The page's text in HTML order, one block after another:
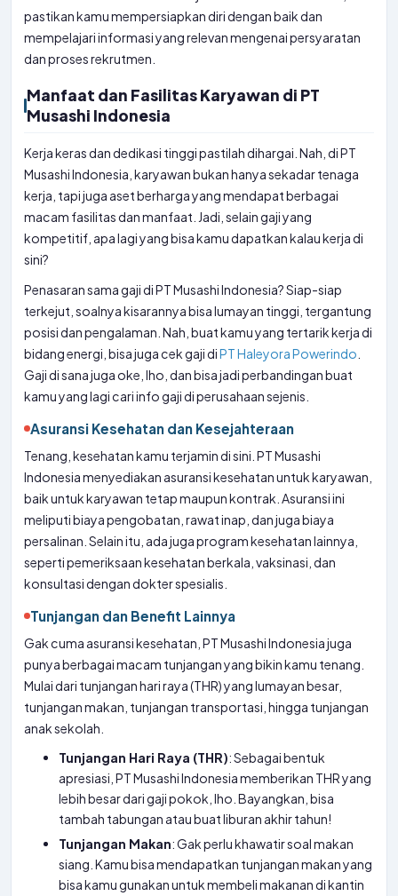
pastikan kamu mempersiapkan diri dengan baik dan
mempelajari informasi yang relevan mengenai persyaratan
dan proses rekrutmen.
Manfaat dan Fasilitas Karyawan di PT
Musashi Indonesia
Kerja keras dan dedikasi tinggi pastilah dihargai. Nah, di PT
Musashi Indonesia, karyawan bukan hanya sekadar tenaga
kerja, tapi juga aset berharga yang mendapat berbagai
macam fasilitas dan manfaat. Jadi, selain gaji yang
kompetitif, apa lagi yang bisa kamu dapatkan kalau kerja di
sini?
Penasaran sama gaji di PT Musashi Indonesia? Siap-siap
terkejut, soalnya kisarannya bisa lumayan tinggi, tergantung
posisi dan pengalaman. Nah, buat kamu yang tertarik kerja di
bidang energi, bisa juga cek gaji diPT Haleyora Powerindo
Gaji di sana juga oke, lho, dan bisa jadi perbandingan buat
kamu yang lagi cari info gaji di perusahaan sejenis.
Asuransi Kesehatan dan Kesejahteraan
Tenang, kesehatan kamu terjamin di sini. PT Musashi
Indonesia menyediakan asuransi kesehatan untuk karyawan,
baik untuk karyawan tetap maupun kontrak. Asuransi ini
meliputi biaya pengobatan, rawat inap, dan juga biaya
persalinan. Selain itu, ada juga program kesehatan lainnya,
seperti pemeriksaan kesehatan berkala, vaksinasi, dan
konsultasi dengan dokter spesialis.
Tunjangan dan Benefit Lainnya
Gak cuma asuransi kesehatan, PT Musashi Indonesia juga
punya berbagai macam tunjangan yang bikin kamu tenang.
Mulai dari tunjangan hari raya (THR) yang lumayan besar,
tunjangan makan, tunjangan transportasi, hingga tunjangan
anak sekolah.
Tunjangan Hari Raya (THR): Sebagai bentuk
apresiasi, PT Musashi Indonesia memberikan THR yang
lebih besar dari gaji pokok, lho. Bayangkan, bisa
tambah tabungan atau buat liburan akhir tahun!
Tunjangan Makan: Gak perlu khawatir soal makan
siang. Kamu bisa mendapatkan tunjangan makan yang
bisa kamu gunakan untuk membeli makanan di kantin